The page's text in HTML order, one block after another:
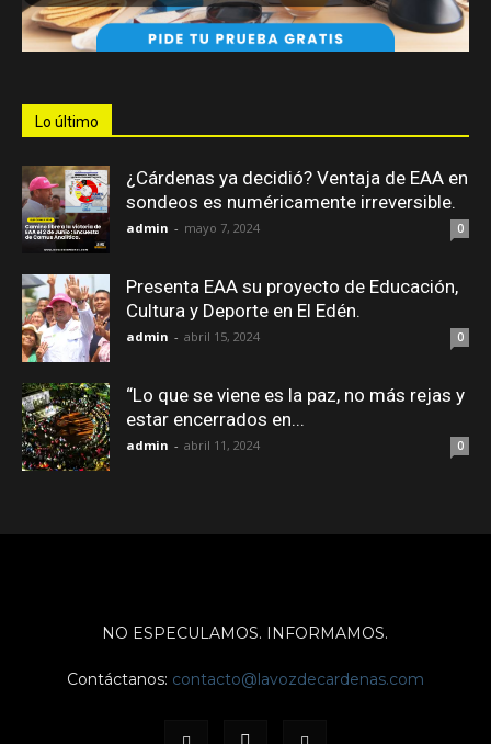
Lo último
¿Cárdenas ya decidió? Ventaja de EAA en
sondeos es numéricamente irreversible.
admin - mayo 7, 2024 0
Presenta EAA su proyecto de Educación,
Cultura y Deporte en El Edén.
admin - abril 15, 2024 0
“Lo que se viene es la paz, no más rejas y
estar encerrados en...
admin - abril 11, 2024 0
NO ESPECULAMOS. INFORMAMOS.
Contáctanos: contacto@lavozdecardenas.com